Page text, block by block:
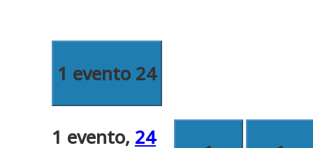
1 evento 24
1 evento, 24